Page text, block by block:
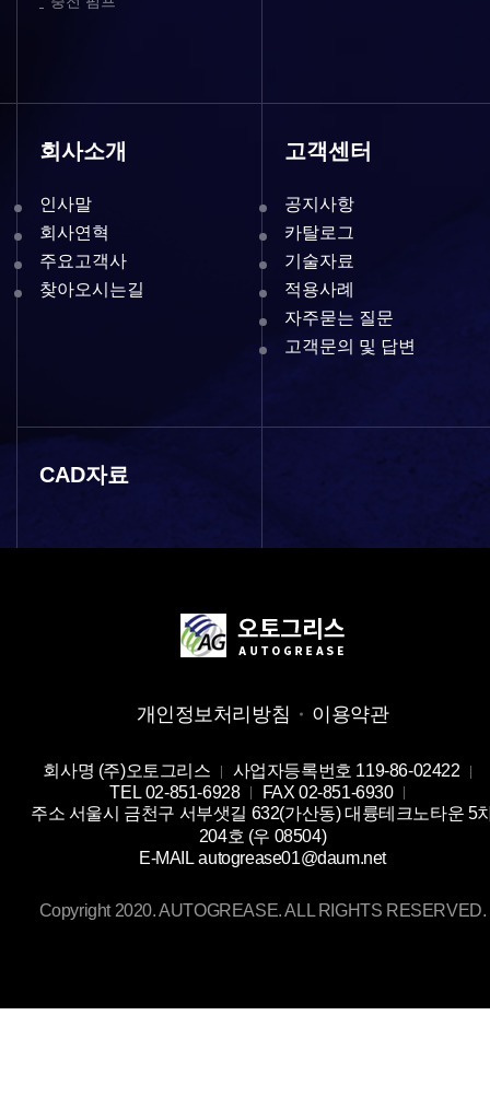
회사소개
인사말
회사연혁
주요고객사
찾아오시는길
고객센터
공지사항
카탈로그
기술자료
적용사례
자주묻는 질문
고객문의 및 답변
CAD자료
개인정보처리방침 이용약관
회사명 (주)오토그리스 사업자등록번호 119-86-02422
TEL 02-851-6928 FAX 02-851-6930
주소 서울시 금천구 서부샛길 632(가산동) 대륭테크노타운 5
204호 (우 08504)
E-MAIL autogrease01@daum.net
Copyright 2020. AUTOGREASE. ALL RIGHTS RESERVED.